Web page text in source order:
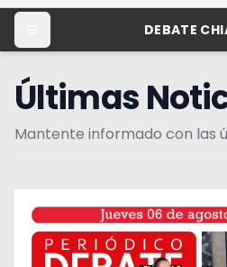
DEBATE
Últimas
Mantente informado con las